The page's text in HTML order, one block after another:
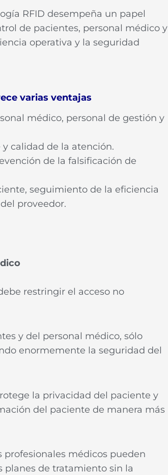
RFID desempeña un papel
de pacientes, personal médico y
operativa y la seguridad
varias ventajas
médico, personal de gestión y
calidad de la atención.
de la falsificación de
seguimiento de la eficiencia
proveedor.
restringir el acceso no
y del personal médico, sólo
enormemente la seguridad del
la privacidad del paciente y
del paciente de manera más
profesionales médicos pueden
planes de tratamiento sin la